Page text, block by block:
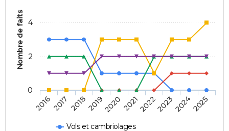
Nombre de faits
Vols et cambriolages
20162017 20182019202020212022202320242025
0
2
4